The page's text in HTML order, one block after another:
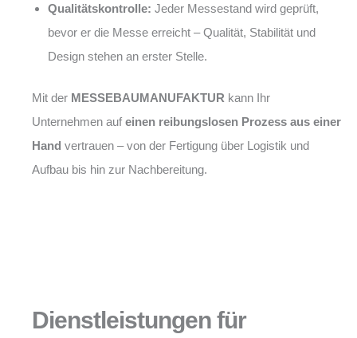
Qualitätskontrolle: Jeder Messestand wird geprüft,
bevor er die Messe erreicht – Qualität, Stabilität und
Design stehen an erster Stelle.
Mit der MESSEBAUMANUFAKTUR kann Ihr
Unternehmen auf einen reibungslosen Prozess aus einer
Hand vertrauen – von der Fertigung über Logistik und
Aufbau bis hin zur Nachbereitung.
Dienstleistungen für